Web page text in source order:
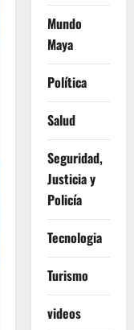
Mundo
Maya
Política
Salud
Seguridad,
Justicia y
Policía
Tecnologia
Turismo
videos